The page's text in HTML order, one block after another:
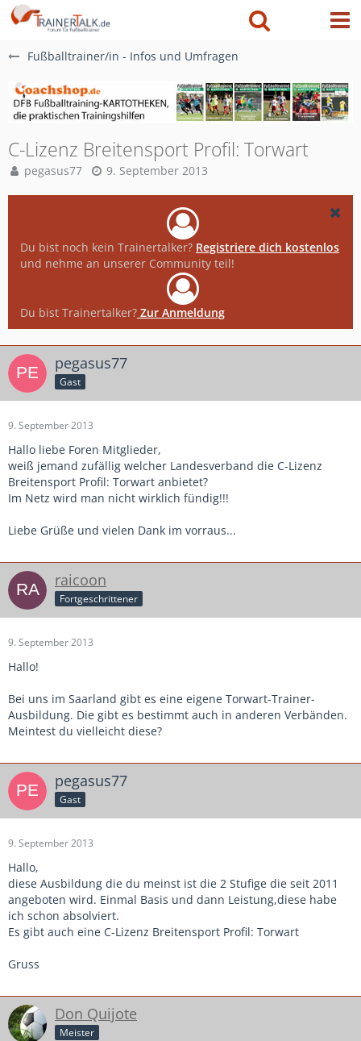
Fußballtrainer/in - Infos und Umfragen
C-Lizenz Breitensport Profil: Torwart
pegasus77 9. September 2013
Du bist noch kein Trainertalker? Registriere dich kostenlos
und nehme an unserer Community teil!
Du bist Trainertalker? Zur Anmeldung
pegasus77
Gast
9. September 2013
Hallo liebe Foren Mitglieder,
weiß jemand zufällig welcher Landesverband die C-Lizenz
Breitensport Profil: Torwart anbietet?
Im Netz wird man nicht wirklich fündig!!!
Liebe Grüße und vielen Dank im vorraus...
raicoon
Fortgeschrittener
9. September 2013
Hallo!
Bei uns im Saarland gibt es eine eigene Torwart-Trainer-
Ausbildung. Die gibt es bestimmt auch in anderen Verbänden.
Meintest du vielleicht diese?
pegasus77
Gast
9. September 2013
Hallo,
diese Ausbildung die du meinst ist die 2 Stufige die seit 2011
angeboten wird. Einmal Basis und dann Leistung,diese habe
ich schon absolviert.
Es gibt auch eine C-Lizenz Breitensport Profil: Torwart
Gruss
Don Quijote
Meister